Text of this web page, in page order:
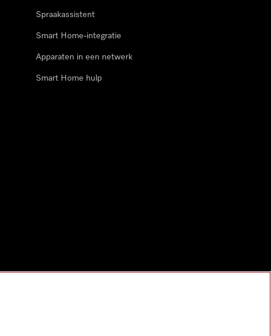
Spraakassistent
Smart Home-integratie
Apparaten in een netwerk
Smart Home hulp